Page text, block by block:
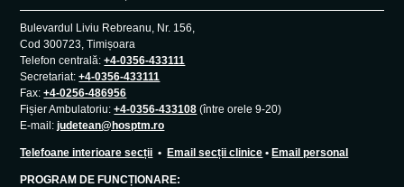
Bulevardul Liviu Rebreanu, Nr. 156,
Cod 300723, Timișoara
Telefon centrală:+4-0356-433111
Secretariat:+4-0356-433111
Fax:+4-0256-486956
Fișier Ambulatoriu:+4-0356-433108 (între orele 9-20)
E-mail:judetean@hosptm.ro
Telefoane interioare secții •Email secții clinice •Email personal
PROGRAM DE FUNCȚIONARE: